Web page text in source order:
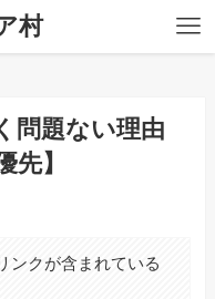
村
問題ない理由
先】
ンクが含まれている